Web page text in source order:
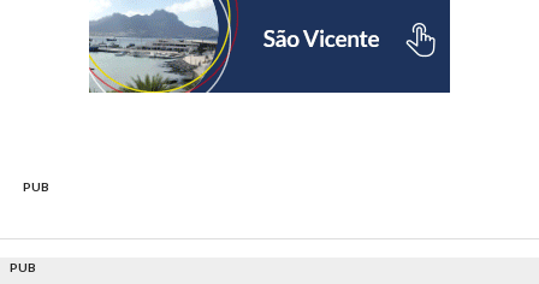
PUB
PUB